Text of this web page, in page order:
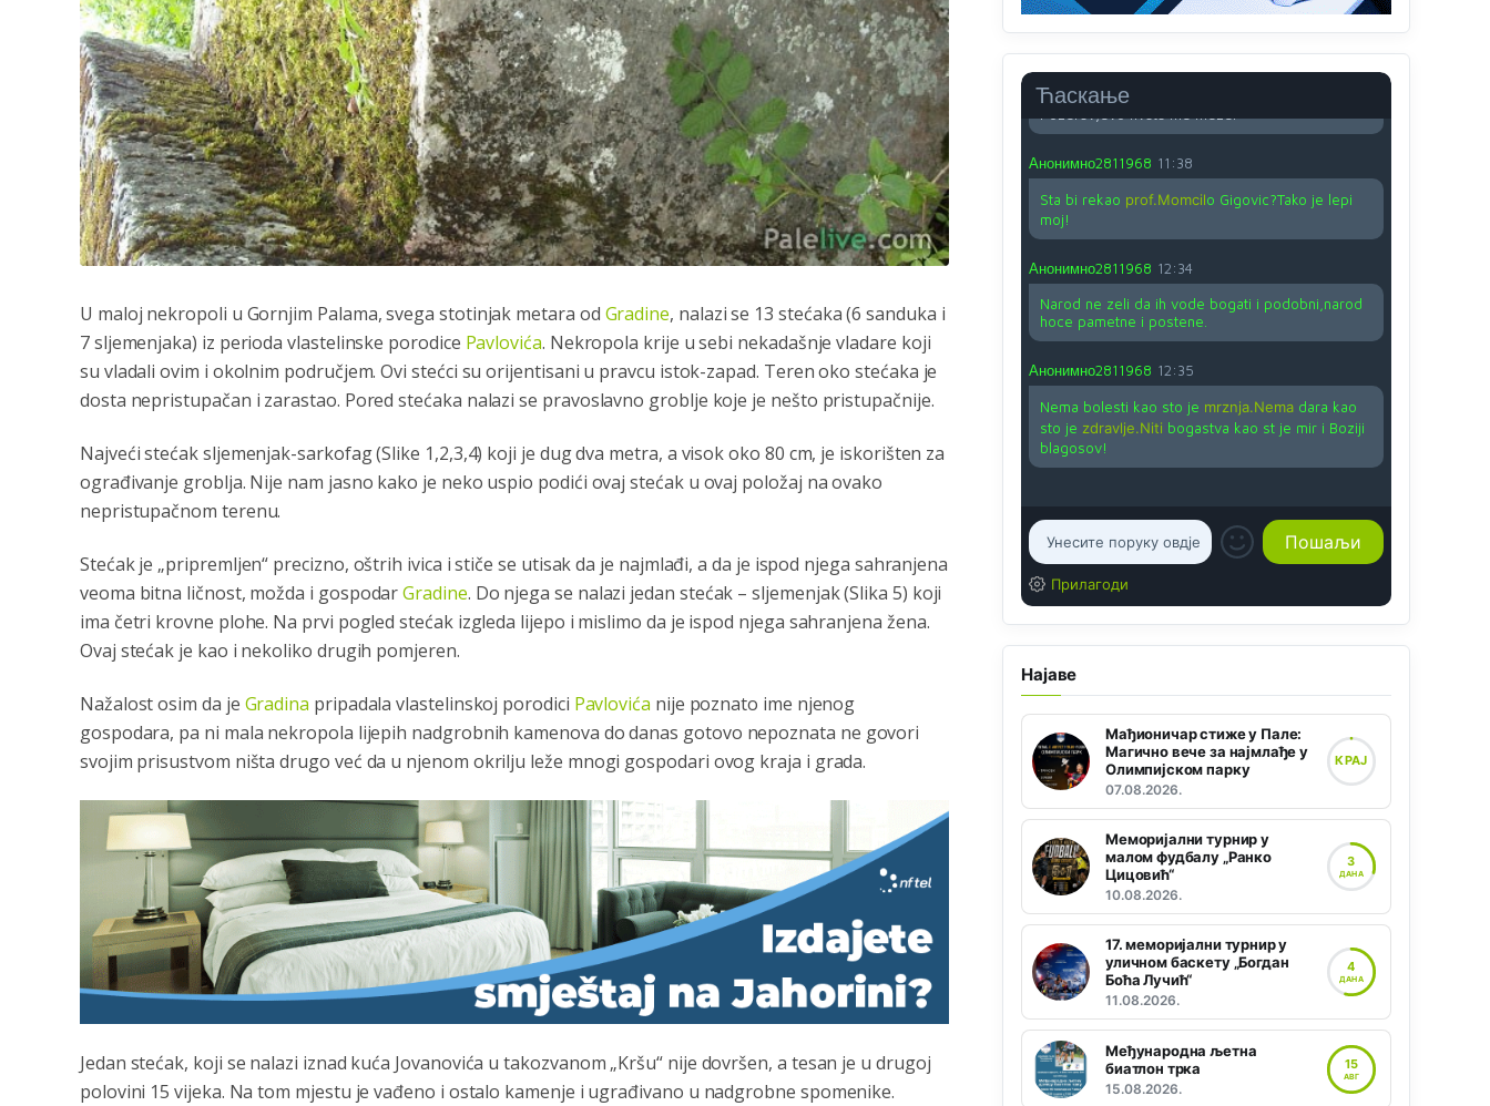
U maloj nekropoli u Gornjim Palama, svega stotinjak metara od Gradine, nalazi se 13 stećaka (6 sanduka i
7 sljemenjaka) iz perioda vlastelinske porodice Pavlovića. Nekropola krije u sebi nekadašnje vladare koji
su vladali ovim i okolnim područjem. Ovi stećci su orijentisani u pravcu istok-zapad. Teren oko stećaka je
dosta nepristupačan i zarastao. Pored stećaka nalazi se pravoslavno groblje koje je nešto pristupačnije.
Najveći stećak sljemenjak-sarkofag (Slike 1,2,3,4) koji je dug dva metra, a visok oko 80 cm, je iskorišten za
ograđivanje groblja. Nije nam jasno kako je neko uspio podići ovaj stećak u ovaj položaj na ovako
nepristupačnom terenu.
Stećak je „pripremljen“ precizno, oštrih ivica i stiče se utisak da je najmlađi, a da je ispod njega sahranjena
veoma bitna ličnost, možda i gospodarGradine. Do njega se nalazi jedan stećak – sljemenjak (Slika 5) koji
ima četri krovne plohe. Na prvi pogled stećak izgleda lijepo i mislimo da je ispod njega sahranjena žena.
Ovaj stećak je kao i nekoliko drugih pomjeren.
Nažalost osim da je Gradina pripadala vlastelinskoj porodici Pavlovića nije poznato ime njenog
gospodara, pa ni mala nekropola lijepih nadgrobnih kamenova do danas gotovo nepoznata ne govori
svojim prisustvom ništa drugo već da u njenom okrilju leže mnogi gospodari ovog kraja i grada.
Jedan stećak, koji se nalazi iznad kuća Jovanovića u takozvanom „Kršu“ nije dovršen, a tesan je u drugoj
polovini 15 vijeka. Na tom mjestu je vađeno i ostalo kamenje i ugrađivano u nadgrobne spomenike.
Ћаскање
Nije u svijetu problem,nahraniti siromasnd,kako
nahraniti bogate!?
Анонимно2810587
Анонимно2811968 11:38
Sta bi rekao prof.Momcilo Gigovic?Tako je lepi
moj!
Анонимно2811968 12:34
Narod ne zeli da ih vode bogati i podobni,narod
hoce pametne i postene.
Анонимно2811968 12:35
Nema bolesti kao sto je mrznja.Nemadara kao
sto je zdravlje.Niti bogastva kao st je mir i Boziji
blagosov!
Прилагоди
Најаве
Мађионичар стиже у Пале:
Магично вече за најмлађе у
Олимпијском парку
07.08.2026.
КРАЈ
Меморијални турнир у
малом фудбалу „Ранко
Цицовић“
10.08.2026.
3
ДАНА
17. меморијални турнир у
уличном баскету „Богдан
Боћа Лучић“
11.08.2026.
4
ДАНА
Међународна љетна
биатлон трка
15.08.2026.
15
АВГ